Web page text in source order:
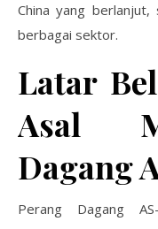
China yang
berbagai sektor.
Latar
Asal
Dagang
Perang Dagang